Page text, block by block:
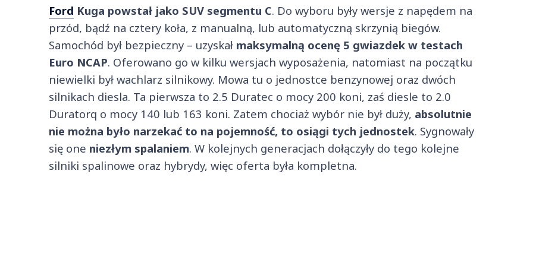
Ford Kuga powstał jako SUV segmentu C. Do wyboru były wersje z napędem na
przód, bądź na cztery koła, z manualną, lub automatyczną skrzynią biegów.
Samochód był bezpieczny – uzyskał maksymalną ocenę 5 gwiazdek w testach
Euro NCAP. Oferowano go w kilku wersjach wyposażenia, natomiast na początku
niewielki był wachlarz silnikowy. Mowa tu o jednostce benzynowej oraz dwóch
silnikach diesla. Ta pierwsza to 2.5 Duratec o mocy 200 koni, zaś diesle to 2.0
Duratorq o mocy 140 lub 163 koni. Zatem chociaż wybór nie był duży, absolutnie
nie można było narzekać to na pojemność, to osiągi tych jednostek. Sygnowały
się one niezłym spalaniem. W kolejnych generacjach dołączyły do tego kolejne
silniki spalinowe oraz hybrydy, więc oferta była kompletna.